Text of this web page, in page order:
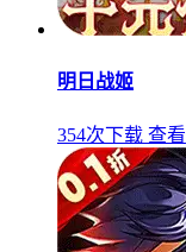
明日战姬
354次下载 查看